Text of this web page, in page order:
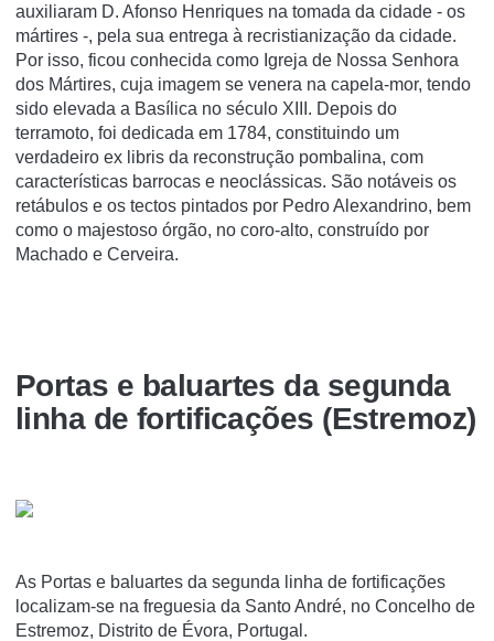
auxiliaram D. Afonso Henriques na tomada da cidade - os
mártires -, pela sua entrega à recristianização da cidade.
Por isso, ficou conhecida como Igreja de Nossa Senhora
dos Mártires, cuja imagem se venera na capela-mor, tendo
sido elevada a Basílica no século XIII. Depois do
terramoto, foi dedicada em 1784, constituindo um
verdadeiro ex libris da reconstrução pombalina, com
características barrocas e neoclássicas. São notáveis os
retábulos e os tectos pintados por Pedro Alexandrino, bem
como o majestoso órgão, no coro-alto, construído por
Machado e Cerveira.
Portas e baluartes da segunda
linha de fortificações (Estremoz)
As Portas e baluartes da segunda linha de fortificações
localizam-se na freguesia da Santo André, no Concelho de
Estremoz, Distrito de Évora, Portugal.